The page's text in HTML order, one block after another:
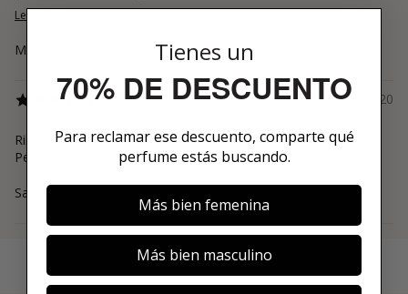
Leer más
Maryam
26/07/20
Rilassante, fresco, pulito, il sentore del fico è dominante.
Peccato duri molto poco sulla mia pelle.
Sara
Tienes un
70% DE DESCUENTO
Para reclamar ese descuento, comparte qué
perfume estás buscando.
Más bien femenina
Más bien masculino